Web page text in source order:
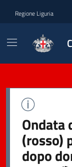
Regione Liguria
Ondata
(rosso)
dopo